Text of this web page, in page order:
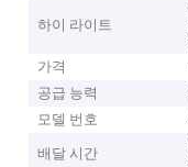
하이 라이트
가격
공급 능력
모델 번호
배달 시간